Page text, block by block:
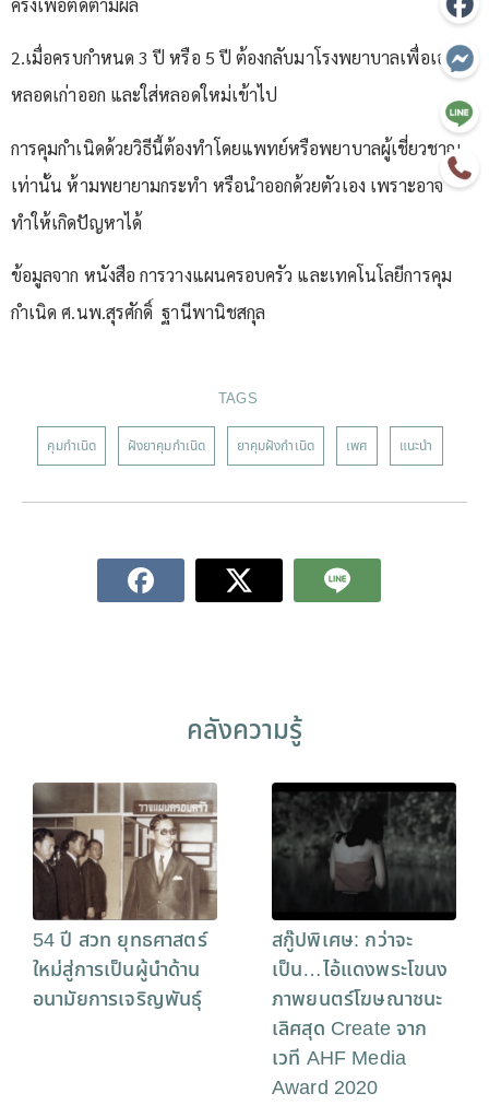
ครั้งเพื่อติดตามผล
2.เมื่อครบกำหนด 3 ปี หรือ 5 ปี ต้องกลับมาโรงพยาบาลเพื่อเอายา
หลอดเก่าออก และใส่หลอดใหม่เข้าไป
การคุมกำเนิดด้วยวิธีนี้ต้องทำโดยแพทย์หรือพยาบาลผู้เชี่ยวชาญ
เท่านั้น ห้ามพยายามกระทำ หรือนำออกด้วยตัวเอง เพราะอาจ
ทำให้เกิดปัญหาได้
ข้อมูลจาก หนังสือ การวางแผนครอบครัว และเทคโนโลยีการคุม
กำเนิด ศ.นพ.สุรศักดิ์ ฐานีพานิชสกุล
TAGS
คุมกำเนิด ฝังยาคุมกำเนิด ยาคุมฝังกำเนิด เพศ แนะนำ
คลังความรู้
54 ปี สวท ยุทธศาสตร์
ใหม่สู่การเป็นผู้นำด้าน
อนามัยการเจริญพันธุ์
สกู๊ปพิเศษ: กว่าจะ
เป็น…ไอ้แดงพระโขนง
ภาพยนตร์โฆษณาชนะ
เลิศสุด Create จาก
เวที AHF Media
Award 2020